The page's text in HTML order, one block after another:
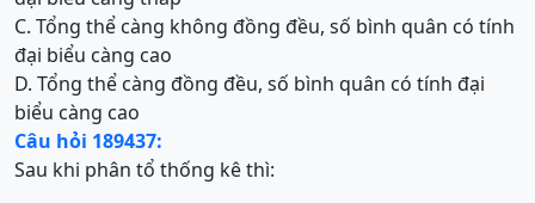
C. Tổng thể càng không đồng đều, số bình quân có tính
đại biểu càng cao
D. Tổng thể càng đồng đều, số bình quân có tính đại
biểu càng cao
Câu hỏi 189437:
Sau khi phân tổ thống kê thì: